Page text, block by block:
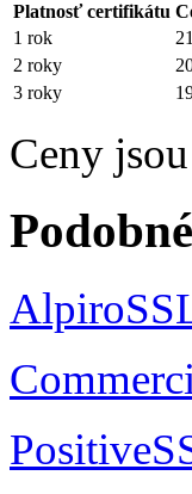
Platnosť certifikátu
1 rok
2 roky
3 roky
Ceny